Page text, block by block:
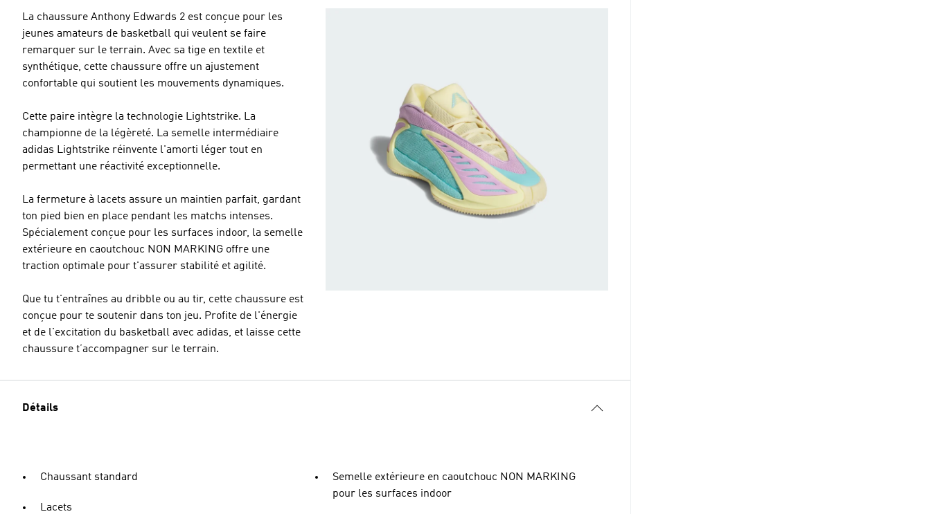
La chaussure Anthony Edwards 2 est conçue pour les
jeunes amateurs de basketball qui veulent se faire
remarquer sur le terrain. Avec sa tige en textile et
synthétique, cette chaussure offre un ajustement
confortable qui soutient les mouvements dynamiques.
Cette paire intègre la technologie Lightstrike. La
championne de la légèreté. La semelle intermédiaire
adidas Lightstrike réinvente l'amorti léger tout en
permettant une réactivité exceptionnelle.
La fermeture à lacets assure un maintien parfait, gardant
ton pied bien en place pendant les matchs intenses.
Spécialement conçue pour les surfaces indoor, la semelle
extérieure en caoutchouc NON MARKING offre une
traction optimale pour t'assurer stabilité et agilité.
Que tu t'entraînes au dribble ou au tir, cette chaussure est
conçue pour te soutenir dans ton jeu. Profite de l'énergie
et de l'excitation du basketball avec adidas, et laisse cette
chaussure t’accompagner sur le terrain.
Détails
Chaussant standard
Lacets
Semelle extérieure en caoutchouc NON MARKING
pour les surfaces indoor